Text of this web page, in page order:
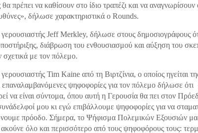
πρέπει να καθίσουν στο ίδιο τραπέζι και να αναγνωρίσουν
δήλωσε χαρακτηριστικά ο Rounds.
Jeff Merkley, δήλωσε στους δημοσιογράφους
διάβρωση του ενθουσιασμού και αύξηση του
με τον πόλεμο.
Tim Kaine από τη Βιρτζίνια, ο οποίος ηγείται
επαναλαμβανόμενες ψηφοφορίες για τον πόλεμο δήλωσε
να είναι σύντομα, όπου αυτή η Γερουσία θα πει στον
μου κι εγώ επιβάλλουμε ψηφοφορίες για να
πρόοδο. Σήμερα, το Ψήφισμα Πολεμικών Εξουσιών
όλο και περισσότερο από τους ψηφοφόρους τους: